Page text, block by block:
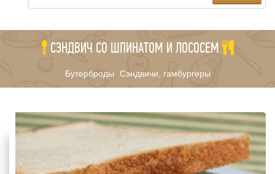
СЭНДВИЧ СО ШПИНАТОМ И ЛОСОСЕМ
Бутерброды Сэндвичи, гамбургеры